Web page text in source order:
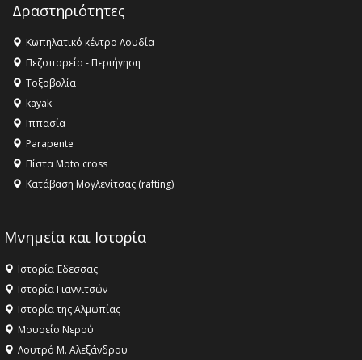
16:27 - Όλυμπος: Εντάχθηκε στον Κατάλογο Παγκόσμιας
Κληρονομιάς της UNESCO – Ομόφωνη η απόφαση Ο
Όλυμπος αναγνωρίστηκε ως φυσικό και πολιτιστικό
αγαθό εξέχουσας οικουμενικής αξίας για την
ανθρωπότητα
16:18 -
ΣΤΗΝ ΕΔΕΣΣΑ
Δραστηριότητες
Κωπηλατικό κέντρο Λουδία
Πεζοπορεία - Περιήγηση
Τοξοβολία
kayak
Ιππασία
Parapente
Πίστα Moto cross
Κατάβαση Μογλενίτσας (rafting)
Μνημεία και Ιστορία
Ιστορία Έδεσσας
Ιστορία Γιαννιτσών
Ιστορία της Αλμωπίας
Μουσείο Νερού
Λουτρό Μ. Αλεξάνδρου